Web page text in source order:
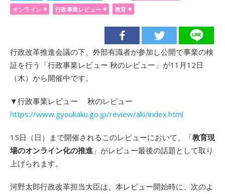
オンライン
行政事業レビュー 教育
行政改革推進会議の下、外部有識者が参加し公開で事業の検
証を行う「行政事業レビュー 秋のレビュー」が11月12日
（木）から開催中です。
▼行政事業レビュー 秋のレビュー
https://www.gyoukaku.go.jp/review/aki/index.html
15日（日）まで開催されるこのレビューにおいて、「教育現
場のオンライン化の推進 」がレビュー最後の話題として取り
上げられます。
河野太郎行政改革担当大臣は、本レビュー開始時に、次のよ